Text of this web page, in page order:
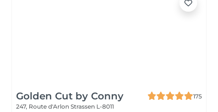
Golden Cut by Conny
175
247, Route d'Arlon Strassen L-8011